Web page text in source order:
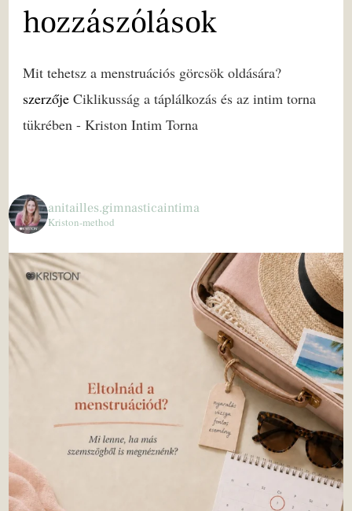
hozzászólások
Mit tehetsz a menstruációs görcsök oldására?
szerzője Ciklikusság a táplálkozás és az intim torna
tükrében - Kriston Intim Torna
anitailles.gimnasticaintima
Kriston-method